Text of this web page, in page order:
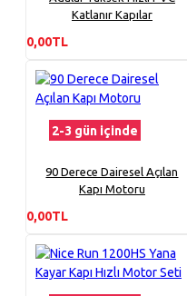
Katlanır Kapılar
0,00TL
2-3 gün içinde
90 Derece Dairesel Açılan
Kapı Motoru
0,00TL